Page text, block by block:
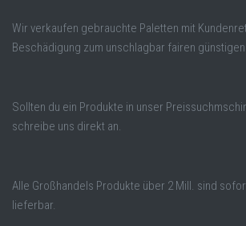
Wir verkaufen gebrauchte Paletten mit
Beschädigung zum unschlagbar fairen
Sollten du ein Produkte in unser
schreibe uns direkt an.
Alle Großhandels Produkte über 2 Mill. sind
lieferbar.